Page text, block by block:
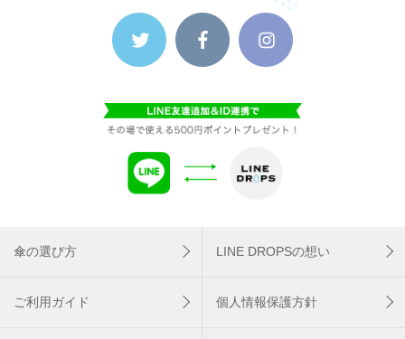
傘の選び方 LINE DROPSの想い
ご利用ガイド 個人情報保護方針